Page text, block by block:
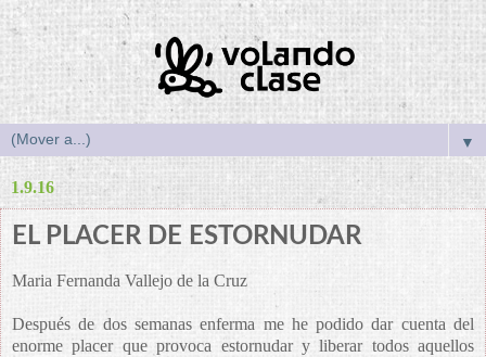
▼
1.9.16
EL PLACER DE ESTORNUDAR
Maria Fernanda Vallejo de la Cruz
Después de dos semanas enferma me he podido dar cuenta del
enorme placer que provoca estornudar y liberar todos aquellos